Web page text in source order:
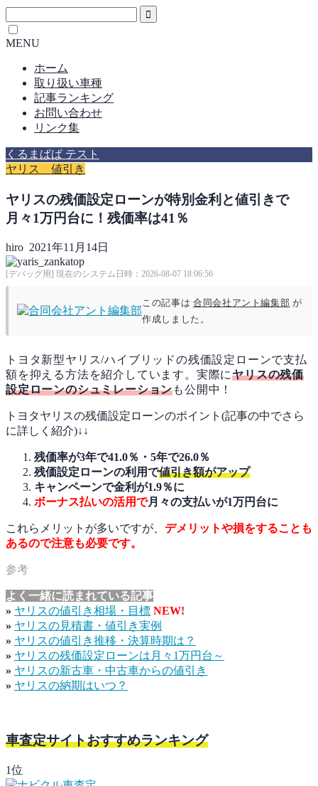
MENU
ホーム
取り扱い車種
記事ランキング
お問い合わせ
リンク集
くるまぱぱ テスト
ヤリス 値引き
ヤリスの残価設定ローンが特別金利と値引きで
月々1万円台に！残価率は41％
hiro 2021年11月14日
[デバッグ用] 現在のシステム日時：2026-08-07 18:06:56
この記事は 合同会社アント編集部 が
作成しました。
トヨタ新型ヤリス/ハイブリッドの残価設定ローンで支払
額を抑える方法を紹介しています。実際にヤリスの残価
設定ローンのシュミレーションも公開中！
トヨタヤリスの残価設定ローンのポイント(記事の中でさら
に詳しく紹介)↓↓
残価率が3年で41.0％・5年で26.0％
残価設定ローンの利用で値引き額がアップ
キャンペーンで金利が1.9％に
ボーナス払いの活用で月々の支払いが1万円台に
これらメリットが多いですが、 デメリットや損をすることも
あるので注意も必要です。
よく一緒に読まれている記事
» ヤリスの値引き相場・目標 NEW!
» ヤリスの見積書・値引き実例
» ヤリスの値引き推移・決算時期は？
» ヤリスの残価設定ローンは月々1万円台～
» ヤリスの新古車・中古車からの値引き
» ヤリスの納期はいつ？
車査定サイトおすすめランキング
1位